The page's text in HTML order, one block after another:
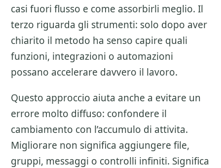
casi fuori flusso e come assorbirli meglio. Il
terzo riguarda gli strumenti: solo dopo aver
chiarito il metodo ha senso capire quali
funzioni, integrazioni o automazioni
possano accelerare davvero il lavoro.
Questo approccio aiuta anche a evitare un
errore molto diffuso: confondere il
cambiamento con l’accumulo di attivita.
Migliorare non significa aggiungere file,
gruppi, messaggi o controlli infiniti. Significa